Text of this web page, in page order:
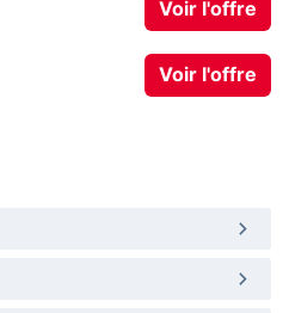
Voir l'offre
Voir l'offre